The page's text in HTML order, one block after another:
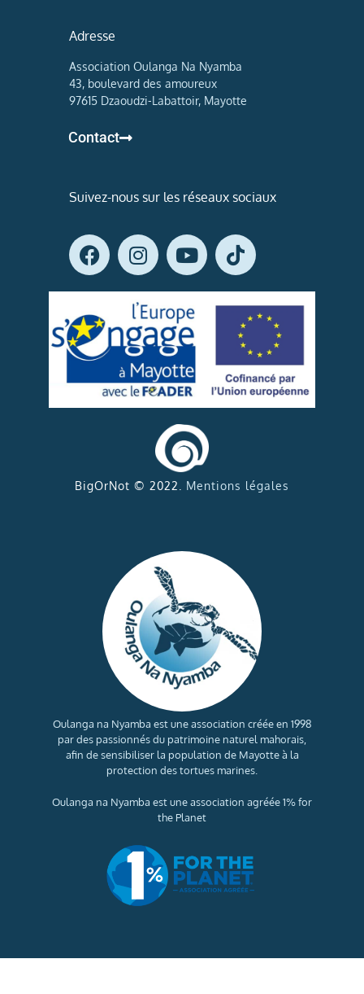
Oulanga na Nyamba est une association créée en 1998
par des passionnés du patrimoine naturel mahorais,
afin de sensibiliser la population de Mayotte à la
protection des tortues marines.
Oulanga na Nyamba est une association agréée 1% for
the Planet
Suivez-nous sur les réseaux sociaux
BigOrNot © 2022. Mentions légales
Adresse
Association Oulanga Na Nyamba
43, boulevard des amoureux
97615 Dzaoudzi-Labattoir, Mayotte
Contact